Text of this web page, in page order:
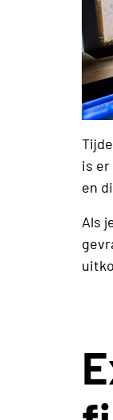
is er
en
Als